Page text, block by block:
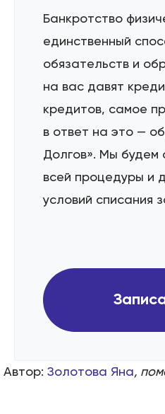
Банкротство
единственный
обязательств и
на вас давят
кредитов, самое
в ответ на это —
Долгов». Мы будем
всей процедуры и
условий списания
Автор: Золотова Яна,